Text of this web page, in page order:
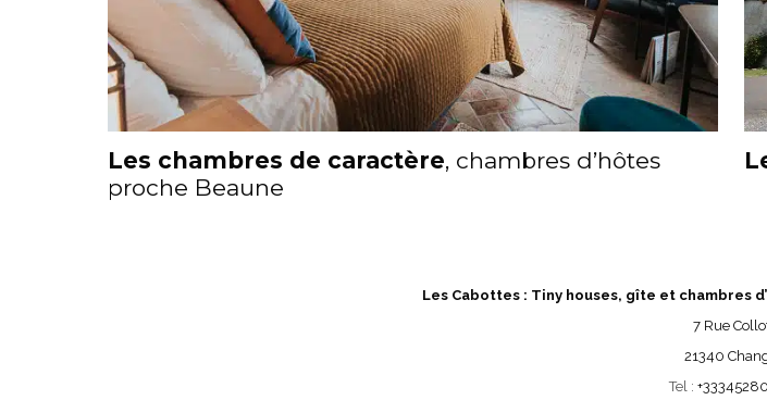
Les chambres de caractère, chambres d’hôtes
proche Beaune
Les Cabottes : Tiny houses, gîte et chambres
7 Rue
21340
Tel :